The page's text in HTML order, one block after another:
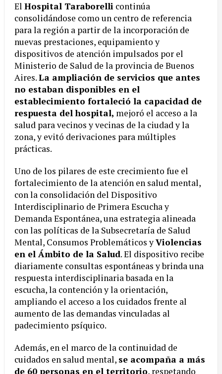
El Hospital Taraborelli continúa
consolidándose como un centro de referencia
para la región a partir de la incorporación de
nuevas prestaciones, equipamiento y
dispositivos de atención impulsados por el
Ministerio de Salud de la provincia de Buenos
Aires.La ampliación de servicios que antes
no estaban disponibles en el
establecimiento fortaleció la capacidad de
respuesta del hospital, mejoró el acceso a la
salud para vecinos y vecinas de la ciudad y la
zona, y evitó derivaciones para múltiples
prácticas.
Uno de los pilares de este crecimiento fue el
fortalecimiento de la atención en salud mental,
con la consolidación del Dispositivo
Interdisciplinario de Primera Escucha y
Demanda Espontánea, una estrategia alineada
con las políticas de la Subsecretaría de Salud
Mental, Consumos Problemáticos yViolencias
en el Ámbito de la Salud. El dispositivo recibe
diariamente consultas espontáneas y brinda una
respuesta interdisciplinaria basada en la
escucha, la contención y la orientación,
ampliando el acceso a los cuidados frente al
aumento de las demandas vinculadas al
padecimiento psíquico.
Además, en el marco de la continuidad de
cuidados en salud mental, se acompaña a más
de 60 personas en el territorio, respetando